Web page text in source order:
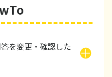
を変更・確認した